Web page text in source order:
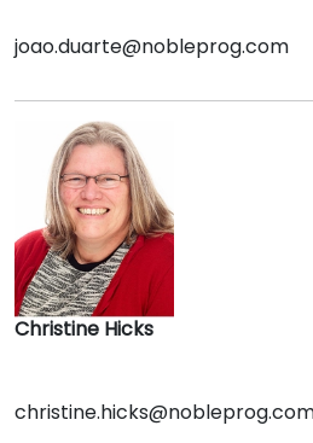
joao.duarte@nobleprog.com
Christine Hicks